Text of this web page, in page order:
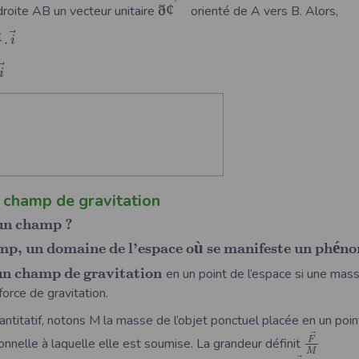
AB un vecteur unitaire ð¢ orienté de A vers B. Alors,
. i
i
de gravitation
n champ ?
p, undomainedel’espaceoù semanifesteunphéno
n champde gravitation en un point de l’espace si une
de gravitation.
notons M la masse de l’objet ponctuel placée en un
à laquelle elle est soumise. La grandeur définit F
M